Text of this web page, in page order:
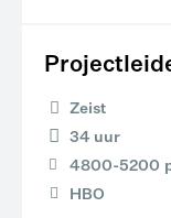
Zeist
34 uur
4800-5200
HBO